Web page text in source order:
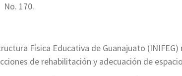
No. 170.
Física Educativa de Guanajuato
de rehabilitación y adecuación de